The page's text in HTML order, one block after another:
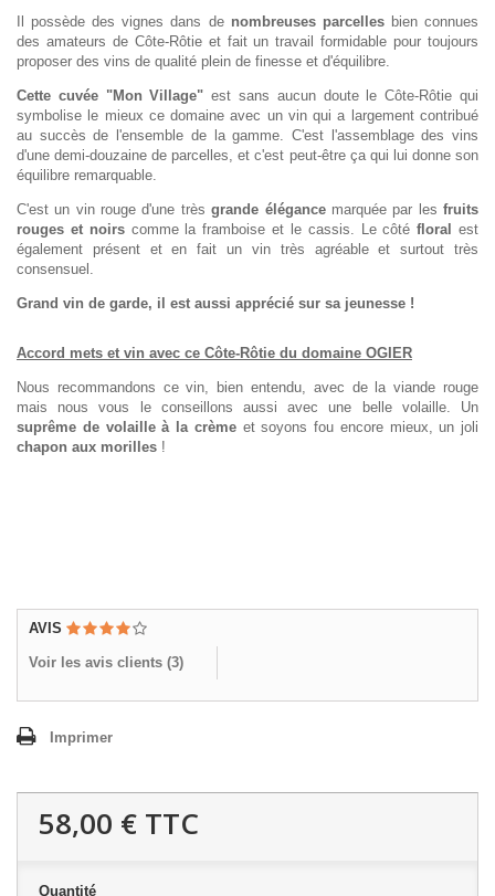
Il possède des vignes dans de nombreuses parcellesbien connues
des amateurs de Côte-Rôtie et fait un travail formidable pour toujours
proposer des vins de qualité plein de finesse et d'équilibre.
Cette cuvée "Mon Village" est sans aucun doute le Côte-Rôtie qui
symbolise le mieux ce domaine avec un vin qui a largement contribué
au succès de l'ensemble de la gamme. C'est l'assemblage des vins
d'une demi-douzaine de parcelles, et c'est peut-être ça qui lui donne son
équilibre remarquable.
C'est un vin rouge d'une trèsgrande élégancemarquée par lesfruits
rouges et noirscomme la framboise et le cassis. Le côtéfloralest
également présent et en fait un vin très agréable et surtout très
consensuel.
Grand vin de garde, il est aussi apprécié sur sa jeunesse !
Accord mets et vin avec ce Côte-Rôtie du domaine OGIER
Nous recommandons ce vin, bien entendu, avec de la viande rouge
mais nous vous le conseillons aussi avec une belle volaille. Un
suprême de volaille à la crèmeet soyons fou encore mieux, un joli
chapon aux morilles !
AVIS
Voir les avis clients (3)
Imprimer
58,00 € TTC
Quantité